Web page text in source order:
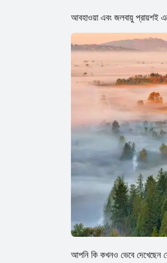
আবহাওয়া এবং জলবায়ু প্রায়শই
আপনি কি কখনও ভেবে দেখেছেন